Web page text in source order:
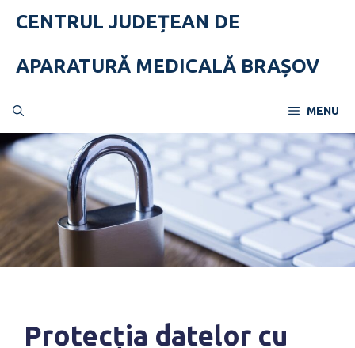
CENTRUL JUDEȚEAN DE
APARATURĂ MEDICALĂ BRAȘOV
MENU
Protecția datelor cu